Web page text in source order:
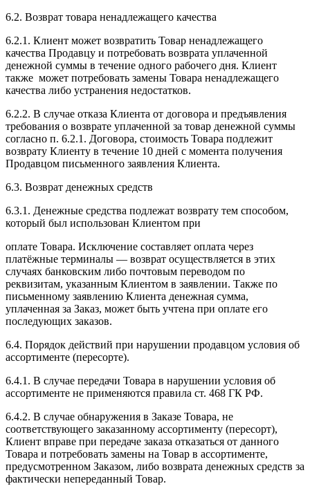
6.2. Возврат товара ненадлежащего качества
6.2.1. Клиент может возвратить Товар ненадлежащего
качества Продавцу и потребовать возврата уплаченной
денежной суммы в течение одного рабочего дня. Клиент
также может потребовать замены Товара ненадлежащего
качества либо устранения недостатков.
6.2.2. В случае отказа Клиента от договора и предъявления
требования о возврате уплаченной за товар денежной суммы
согласно п. 6.2.1. Договора, стоимость Товара подлежит
возврату Клиенту в течение 10 дней с момента получения
Продавцом письменного заявления Клиента.
6.3. Возврат денежных средств
6.3.1. Денежные средства подлежат возврату тем способом,
который был использован Клиентом при
оплате Товара. Исключение составляет оплата через
платёжные терминалы — возврат осуществляется в этих
случаях банковским либо почтовым переводом по
реквизитам, указанным Клиентом в заявлении. Также по
письменному заявлению Клиента денежная сумма,
уплаченная за Заказ, может быть учтена при оплате его
последующих заказов.
6.4. Порядок действий при нарушении продавцом условия об
ассортименте (пересорте).
6.4.1. В случае передачи Товара в нарушении условия об
ассортименте не применяются правила ст. 468 ГК РФ.
6.4.2. В случае обнаружения в Заказе Товара, не
соответствующего заказанному ассортименту (пересорт),
Клиент вправе при передаче заказа отказаться от данного
Товара и потребовать замены на Товар в ассортименте,
предусмотренном Заказом, либо возврата денежных средств за
фактически непереданный Товар.